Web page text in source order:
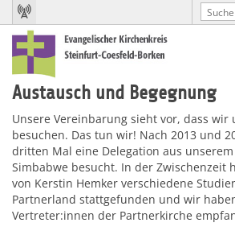
Austausch und Begegnung
Unsere Vereinbarung sieht vor, dass wir
besuchen. Das tun wir! Nach 2013 und
dritten Mal eine Delegation aus
Simbabwe besucht. In der Zwischenzeit
von Kerstin Hemker verschiedene
Partnerland stattgefunden und wir
Vertreter:innen der Partnerkirche